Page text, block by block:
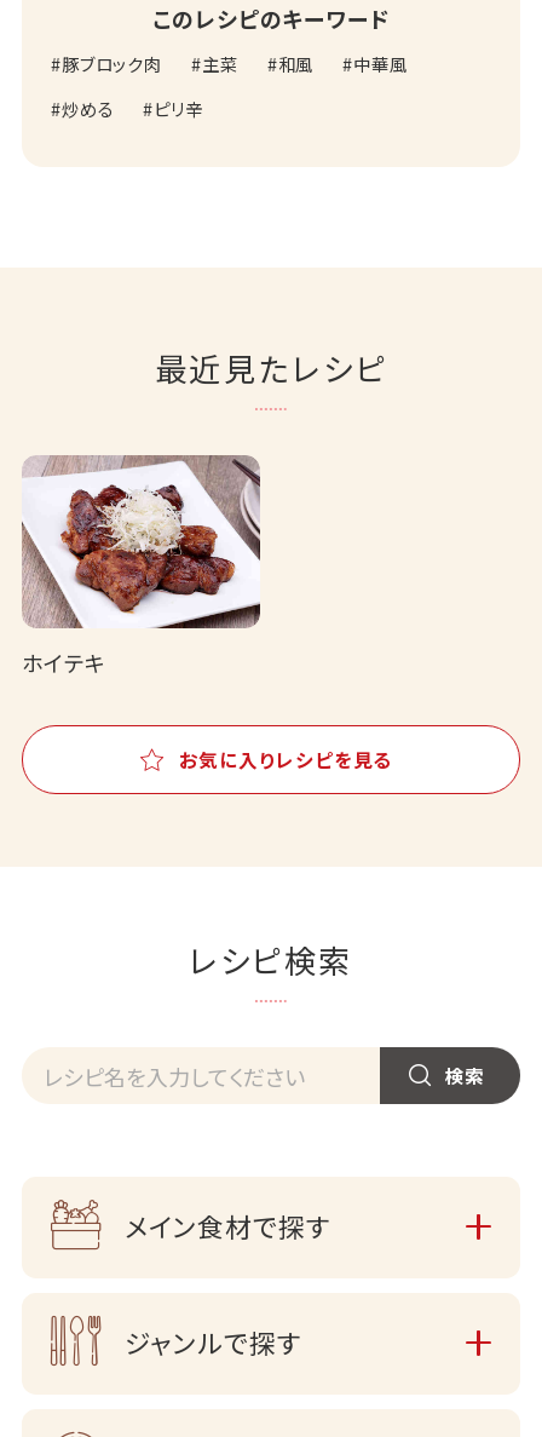
このレシピのキーワード
豚ブロック肉 主菜 和風
中華風
炒める
ピリ辛
最近見たレシピ
ホイテキ
お気に入りレシピを見る
レシピ検索
メイン食材で探す
ジャンルで探す